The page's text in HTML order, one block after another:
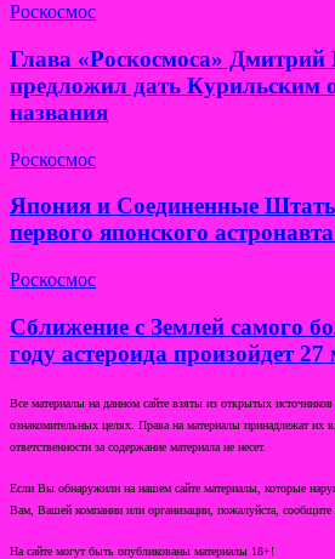
Роскосмос
Глава «Роскосмоса» Дмитрий
предложил дать Курильским
названия
Роскосмос
Япония и Соединенные
первого японского
Роскосмос
Сближение с Землей самого
году астероида произойдет 27
Все материалы на данном сайте взяты из открытых
ознакомительных целях. Права на материалы принадлежат их
ответственности за содержание материала не несет.
Если Вы обнаружили на нашем сайте материалы, которые
Вам, Вашей компании или организации, пожалуйста, сообщите
На сайте могут быть опубликованы материалы 18+!